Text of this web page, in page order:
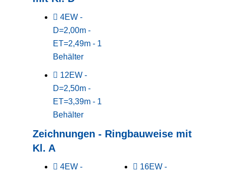
4EW -
D=2,00m -
ET=2,49m - 1
Behälter
12EW -
D=2,50m -
ET=3,39m - 1
Behälter
Zeichnungen - Ringbauweise mit
Kl. A
4EW -
16EW -